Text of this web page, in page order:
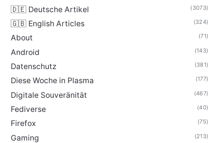
🇩🇪 Deutsche Artikel (3073)
🇬🇧 English Articles (324)
About (71)
Android (143)
Datenschutz (381)
Diese Woche in Plasma (177)
Digitale Souveränität (467)
Fediverse (40)
Firefox (75)
Gaming (213)